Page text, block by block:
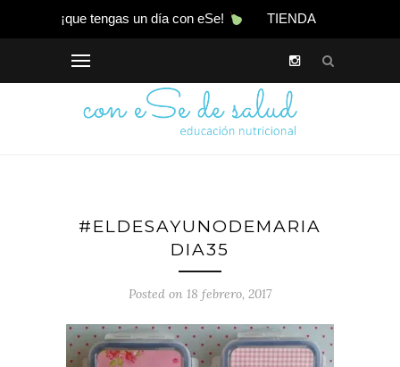
¡que tengas un día con eSe! TIENDA
#ELDESAYUNODEMARIA
DIA35
Posted on 18 febrero, 2017